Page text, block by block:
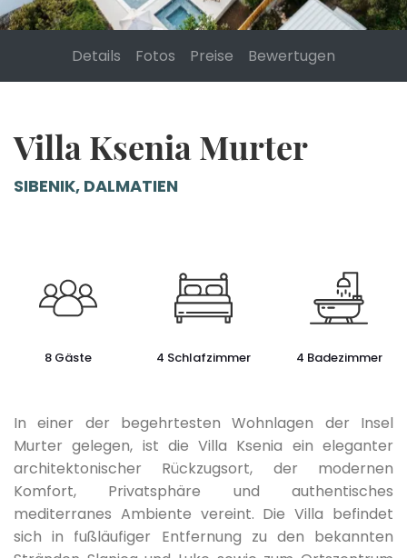
Details Fotos Preise Bewertugen
Villa Ksenia Murter
SIBENIK, DALMATIEN
8 Gäste 4 Schlafzimmer 4 Badezimmer
In einer der begehrtesten Wohnlagen der Insel
Murter gelegen, ist die Villa Ksenia ein eleganter
architektonischer Rückzugsort, der modernen
Komfort, Privatsphäre und authentisches
mediterranes Ambiente vereint. Die Villa befindet
sich in fußläufiger Entfernung zu den bekannten